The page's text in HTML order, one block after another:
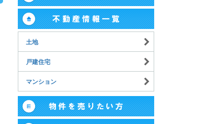
土地
戸建住宅
マンション